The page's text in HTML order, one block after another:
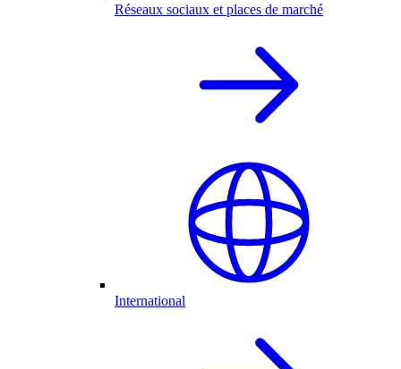
Réseaux sociaux et places de marché
International